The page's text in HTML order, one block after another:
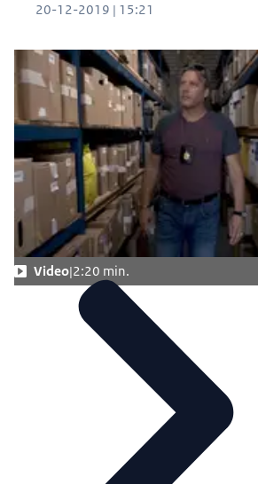
20-12-2019 | 15:21
Video 2:20 min.